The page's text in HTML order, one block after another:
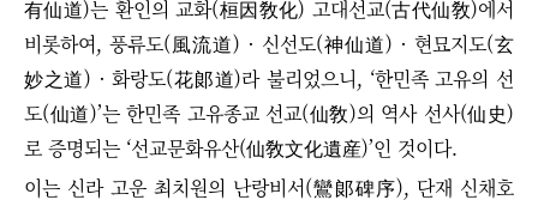
有仙道)는 환인의 교화(桓因敎化) 고대선교(古代仙敎)에서
비롯하여, 풍류도(風流道) · 신선도(神仙道) · 현묘지도(玄
妙之道) · 화랑도(花郞道)라 불리었으니, ‘한민족 고유의 선
도(仙道)’는 한민족 고유종교 선교(仙敎)의 역사 선사(仙史)
로 증명되는 ‘선교문화유산(仙敎文化遺産)’인 것이다.
이는 신라 고운 최치원의 난랑비서(鸞郞碑序), 단재 신채호